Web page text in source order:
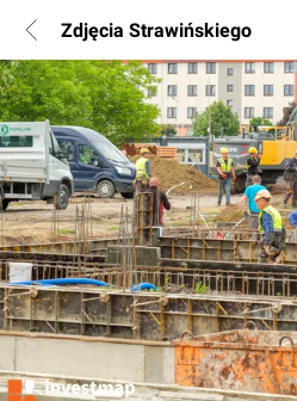
Zdjęcia Strawińskiego